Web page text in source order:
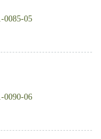
0085-05
0090-06